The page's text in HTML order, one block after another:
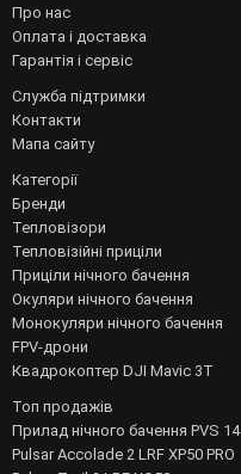
Про нас
Оплата і доставка
Гарантія і сервіс
Служба підтримки
Контакти
Мапа сайту
Категорії
Бренди
Тепловізори
Тепловізійні приціли
Приціли нічного бачення
Окуляри нічного бачення
Монокуляри нічного бачення
FPV-дрони
Квадрокоптер DJI Mavic 3T
Топ продажів
Прилад нічного бачення PVS 14
Pulsar Accolade 2 LRF XP50 PRO